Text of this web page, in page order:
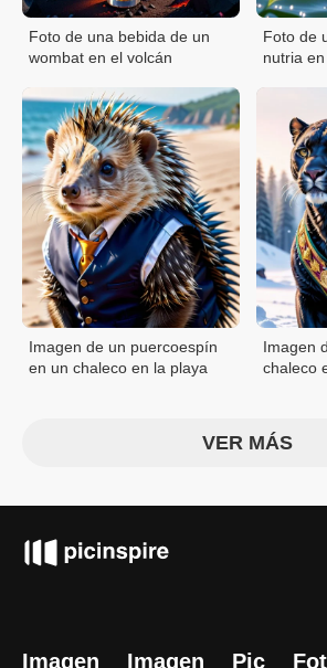
Foto de una bebida de un
wombat en el volcán
Foto de
nutria
Imagen de un puercoespín
en un chaleco en la playa
Imagen
chaleco
VER MÁS
Imagen Imagen Pic